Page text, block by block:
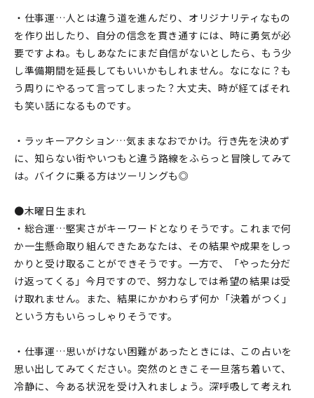
・仕事運…人とは違う道を進んだり、オリジナリティなもの
を作り出したり、自分の信念を貫き通すには、時に勇気が必
要ですよね。もしあなたにまだ自信がないとしたら、もう少
し準備期間を延長してもいいかもしれません。なになに？も
う周りにやるって言ってしまった？大丈夫、時が経てばそれ
も笑い話になるものです。
・ラッキーアクション…気ままなおでかけ。行き先を決めず
に、知らない街やいつもと違う路線をふらっと冒険してみて
は。バイクに乗る方はツーリングも◎
●木曜日生まれ
・総合運…堅実さがキーワードとなりそうです。これまで何
か一生懸命取り組んできたあなたは、その結果や成果をしっ
かりと受け取ることができそうです。一方で、「やった分だ
け返ってくる」今月ですので、努力なしでは希望の結果は受
け取れません。また、結果にかかわらず何か「決着がつく」
という方もいらっしゃりそうです。
・仕事運…思いがけない困難があったときには、この占いを
思い出してみてください。突然のときこそ一旦落ち着いて、
冷静に、今ある状況を受け入れましょう。深呼吸して考えれ